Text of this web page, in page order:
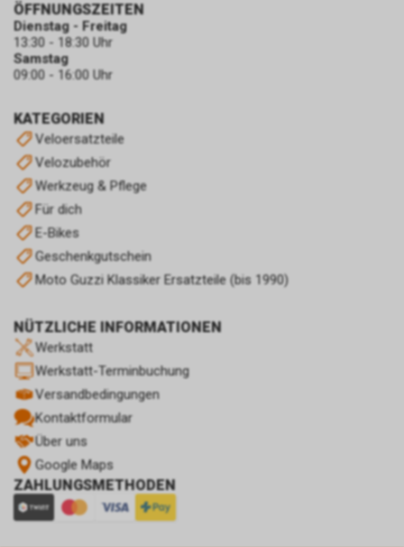
KATEGORIEN
Veloersatzteile
Velozubehör
Werkzeug & Pflege
Für dich
E-Bikes
Geschenkgutschein
Moto Guzzi Klassiker Ersatzteile (bis 1990)
NÜTZLICHE INFORMATIONEN
Werkstatt
Werkstatt-Terminbuchung
Versandbedingungen
Kontaktformular
Über uns
Google Maps
ZAHLUNGSMETHODEN
ÖFFNUNGSZEITEN
Dienstag - Freitag
13:30 - 18:30 Uhr
Samstag
09:00 - 16:00 Uhr